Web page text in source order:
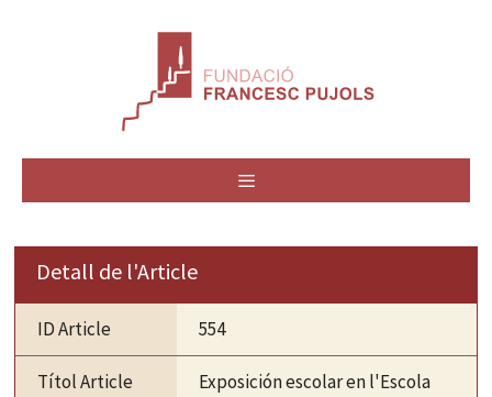
Detall de l'Article
ID Article 554
Títol Article
Exposición escolar en l'Escola